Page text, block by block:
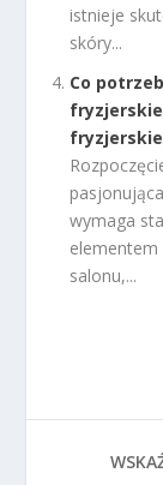
istnieje
skóry...
Co
wymaga
elementem
salonu,...